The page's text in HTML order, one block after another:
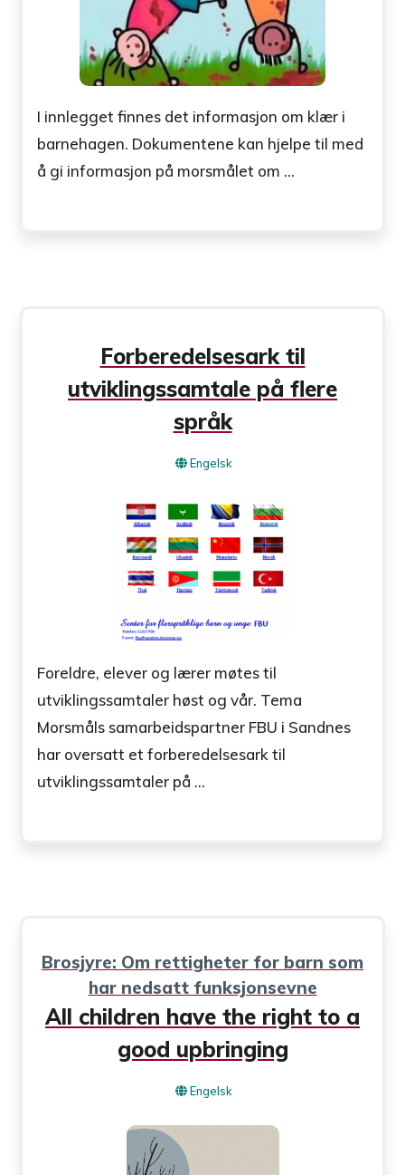
I innlegget finnes det informasjon om klær i
barnehagen. Dokumentene kan hjelpe til med
å gi informasjon på morsmålet om ...
Forberedelsesark til
utviklingssamtale på flere
språk
Engelsk
Foreldre, elever og lærer møtes til
utviklingssamtaler høst og vår. Tema
Morsmåls samarbeidspartner FBU i Sandnes
har oversatt et forberedelsesark til
utviklingssamtaler på ...
Brosjyre: Om rettigheter for barn som
har nedsatt funksjonsevne
All children have the right to a
good upbringing
Engelsk